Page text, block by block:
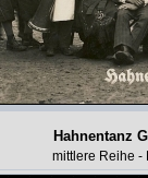
Hahnentanz
mittlere Reihe -